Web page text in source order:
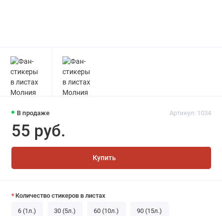
В продаже Артикул: 1034
55 руб.
Купить
Количество стикеров в листах
6 (1л.) 30 (5л.) 60 (10л.) 90 (15л.)